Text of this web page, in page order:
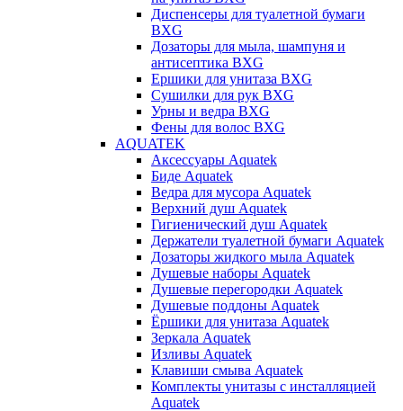
Диспенсеры для туалетной бумаги
BXG
Дозаторы для мыла, шампуня и
антисептика BXG
Ершики для унитаза BXG
Сушилки для рук BXG
Урны и ведра BXG
Фены для волос BXG
AQUATEK
Аксессуары Aquatek
Биде Aquatek
Ведра для мусора Aquatek
Верхний душ Aquatek
Гигиенический душ Aquatek
Держатели туалетной бумаги Aquatek
Дозаторы жидкого мыла Aquatek
Душевые наборы Aquatek
Душевые перегородки Aquatek
Душевые поддоны Aquatek
Ёршики для унитаза Aquatek
Зеркала Aquatek
Изливы Aquatek
Клавиши смыва Aquatek
Комплекты унитазы с инсталляцией
Aquatek